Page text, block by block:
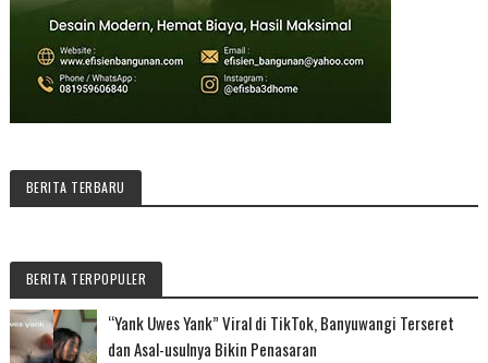
BERITA TERBARU
BERITA TERPOPULER
“Yank Uwes Yank” Viral di TikTok, Banyuwangi Terseret
dan Asal-usulnya Bikin Penasaran